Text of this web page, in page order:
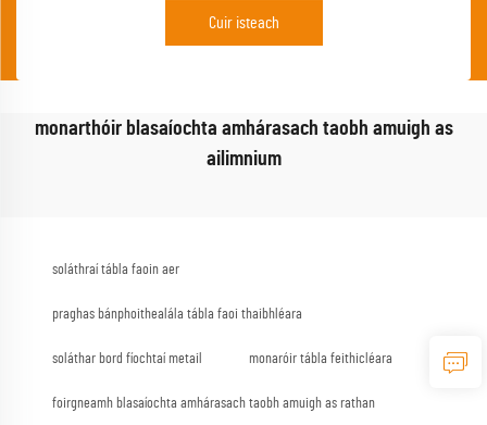
Cuir isteach
monarthóir blasaíochta amhárasach taobh amuigh as
ailimnium
soláthraí tábla faoin aer
praghas bánphoithealála tábla faoi thaibhléara
soláthar bord fíochtaí metail monaróir tábla feithicléara
foirgneamh blasaíochta amhárasach taobh amuigh as rathan